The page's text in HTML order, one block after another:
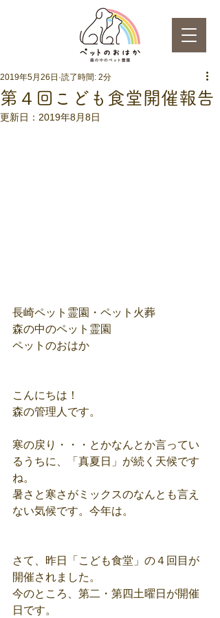
第４回こども食堂開催報告
2019年5月26日 読了時間: 2分
更新日： 2019年8月8日
長崎ペット霊園・ペット火葬
森の中のペット霊園
ペットのおはか
こんにちは！
森の管理人です。
寒の戻り・・・とかなんとか言ってい
るうちに、「真夏日」が続く天候です
ね。
暑さと寒さがミックスのなんとも言え
ない気候です。今年は。
さて、昨日「こども食堂」の４回目が
開催されました。
今のところ、第二・第四土曜日が開催
日です。